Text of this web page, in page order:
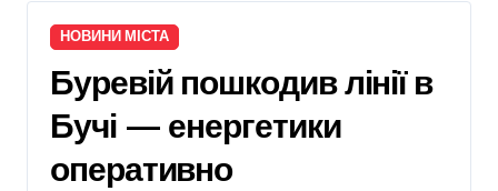
НОВИНИ МІСТА
Буревій пошкодив лінії в
Бучі — енергетики
оперативно